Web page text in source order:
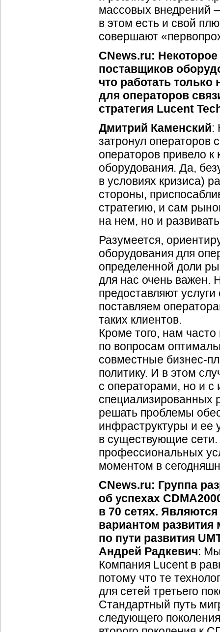
массовых внедрений
в этом есть и свой
совершают
CNews.ru:
поставщиков
что работать
для операторов
стратегия Lucent
Дмитрий Каменский:
затронул операторов
операторов привело
оборудования. Да,
в условиях кризиса)
стороны,
стратегию, и сам
на нем, но и
Разумеется,
оборудования для
определенной доли
для нас очень
предоставляют
поставляем
таких клиентов.
Кроме того, нам часто
по вопросам
совместные бизнес-
политику. И в этом
с операторами, но и с
специализированных
решать проблемы
инфраструктуры и ее
в существующие
профессиональных
моментом в
CNews.ru: Группа
об успехах
в 70 сетях. Являются
вариантом
по пути развития
Андрей Радкевич:
Компания Lucent в
потому что те
для сетей третьего
Стандартный путь
следующего